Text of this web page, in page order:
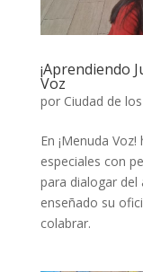
¡Aprendiendo
Voz
por Ciudad de
En ¡Menuda
especiales con
para dialogar del
enseñado su
colabrar.